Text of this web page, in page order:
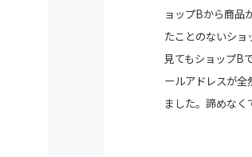
ョップBから商品
たことのないショ
見てもショップB
ールアドレスが全
ました。諦めなく